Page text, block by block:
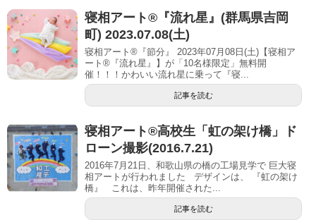
寝相アート®︎『流れ星』(群馬県吉岡
町) 2023.07.08(土)
寝相アート®『節分』 2023年07月08日(土)【寝相ア
ート®︎『流れ星』】が「10名様限定」無料開
催！！！かわいい流れ星に乗って『寝...
記事を読む
寝相アート®高校生「虹の架け橋」ド
ローン撮影(2016.7.21)
2016年7月21日、和歌山県の橋の工場見学で 巨大寝
相アートが行われました デザインは、 『虹の架け
橋』 これは、昨年開催された...
記事を読む